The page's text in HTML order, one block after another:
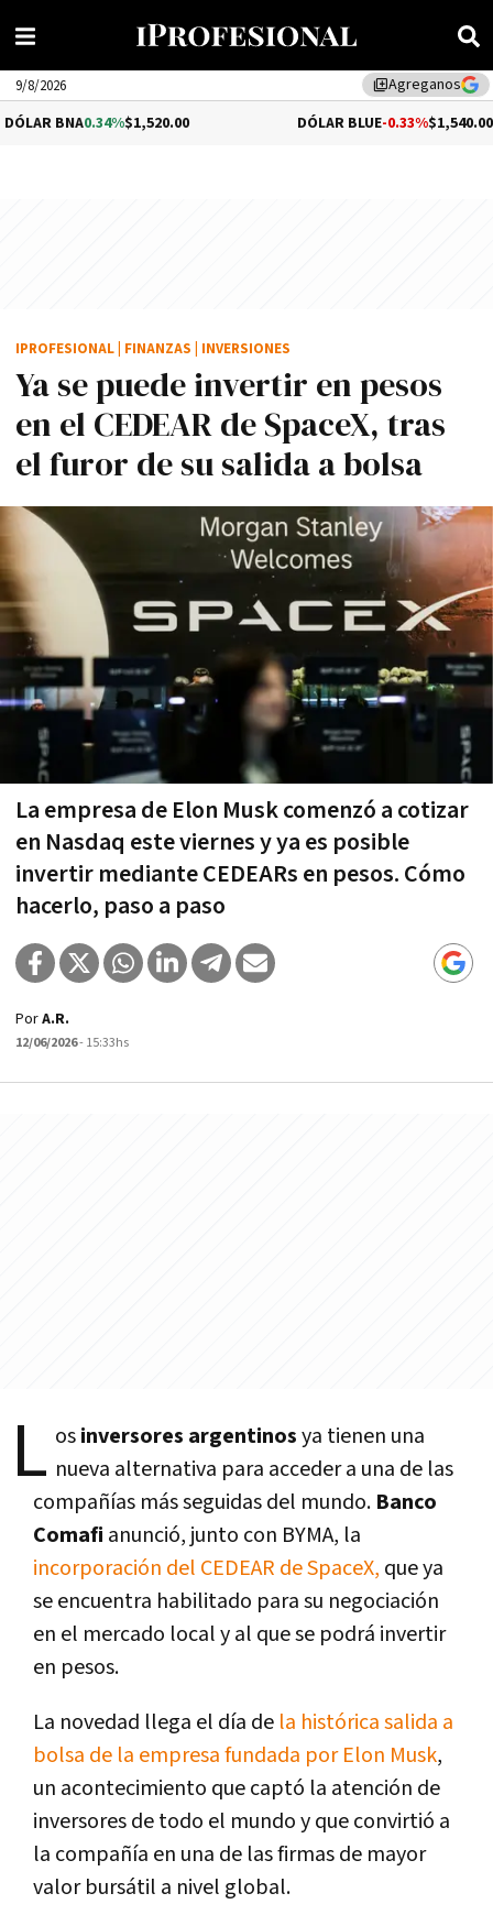
library_addAgreganos
9/8/2026
$1,520.00 -0.33%$1,540.00
Ya se puede invertir en pesos
en el CEDEAR de SpaceX, tras
el furor de su salida a bolsa
La empresa de Elon Musk comenzó a cotizar
en Nasdaq este viernes y ya es posible
invertir mediante CEDEARs en pesos. Cómo
hacerlo, paso a paso
IPROFESIONAL FINANZAS INVERSIONES
PorA.R.
12/06/2026- 15:33hs
L osinversores argentinosya tienen una
nueva alternativa para acceder a una de las
compañías más seguidas del mundo. Banco
Comafi anunció, junto con BYMA, la
incorporación del CEDEAR de SpaceX, que ya
se encuentra habilitado para su negociación
en el mercado local y al que se podrá invertir
en pesos.
La novedad llega el día de la histórica salida a
bolsa de la empresa fundada por Elon Musk,
un acontecimiento que captó la atención de
inversores de todo el mundo y que convirtió a
la compañía en una de las firmas de mayor
valor bursátil a nivel global.